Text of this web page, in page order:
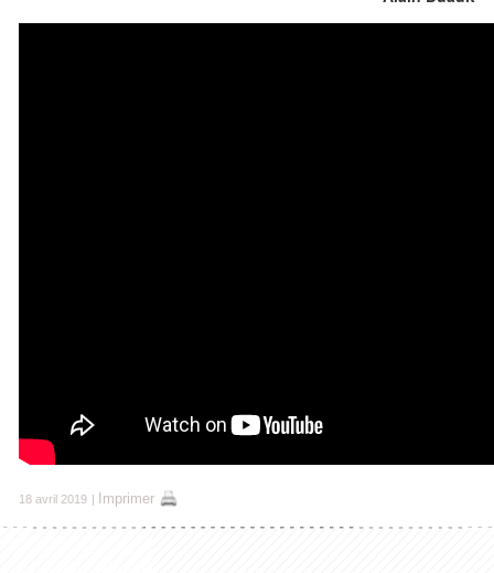
18 avril 2019 | Imprimer